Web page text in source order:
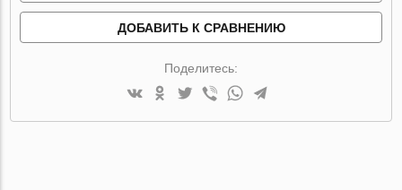
ДОБАВИТЬ К СРАВНЕНИЮ
Поделитесь: